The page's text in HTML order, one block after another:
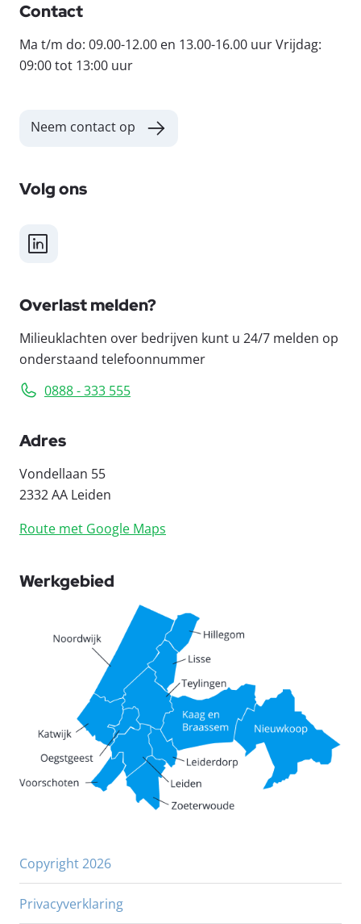
Contact
Ma t/m do: 09.00-12.00 en 13.00-16.00 uur Vrijdag:
09:00 tot 13:00 uur
Neem contact op
Volg ons
LinkedIn
Overlast melden?
Milieuklachten over bedrijven kunt u 24/7 melden op
onderstaand telefoonnummer
0888 - 333 555
Adres
Vondellaan 55
2332 AA Leiden
Route met Google Maps
Werkgebied
Copyright 2026
Privacyverklaring